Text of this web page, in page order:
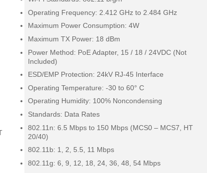
Operating Frequency: 2.412 GHz to 2.484 GHz
Maximum Power Consumption: 4W
Maximum TX Power: 18 dBm
Power Method: PoE Adapter, 15 / 18 / 24VDC (Not
Included)
ESD/EMP Protection: 24kV RJ-45 Interface
Operating Temperature: -30 to 60° C
Operating Humidity: 100% Noncondensing
Standards: Data Rates
802.11n: 6.5 Mbps to 150 Mbps (MCS0 – MCS7, HT
20/40)
802.11b: 1, 2, 5.5, 11 Mbps
802.11g: 6, 9, 12, 18, 24, 36, 48, 54 Mbps